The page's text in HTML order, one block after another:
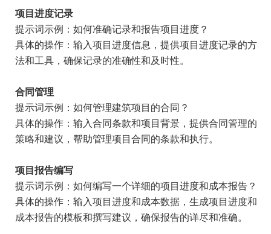
项目进度记录
提示词示例：如何准确记录和报告项目进度？
具体的操作：输入项目进度信息，提供项目进度记录的方
法和工具，确保记录的准确性和及时性。
合同管理
提示词示例：如何管理建筑项目的合同？
具体的操作：输入合同条款和项目背景，提供合同管理的
策略和建议，帮助管理项目合同的条款和执行。
项目报告编写
提示词示例：如何编写一个详细的项目进度和成本报告？
具体的操作：输入项目进度和成本数据，生成项目进度和
成本报告的模板和撰写建议，确保报告的详尽和准确。